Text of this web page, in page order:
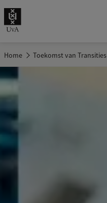
Home Toekomst van Transities